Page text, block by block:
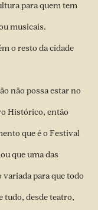
para quem tem
musicais.
o resto da cidade
não possa estar no
Histórico, então
que é o Festival
que uma das
para que todo
tudo, desde teatro,